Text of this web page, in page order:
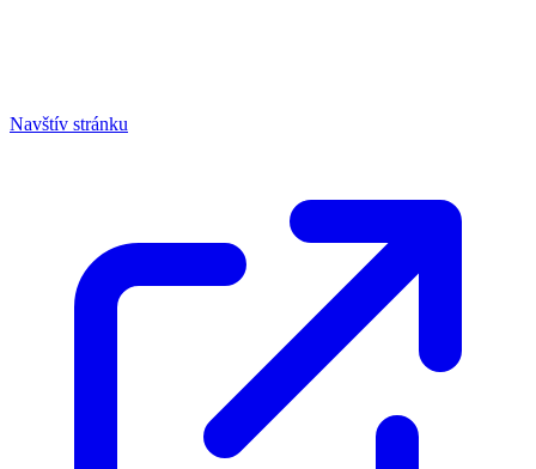
Navštív stránku